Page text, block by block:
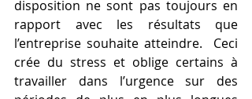
disposition ne sont pas toujours en
rapport avec les résultats que
l’entreprise souhaite atteindre.  Ceci
crée du stress et oblige certains à
travailler dans l’urgence sur des